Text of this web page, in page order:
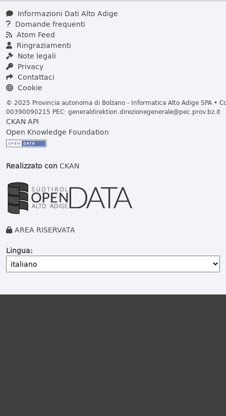
Informazioni Dati Alto Adige
Domande frequenti
Atom Feed
Ringraziamenti
Note legali
Privacy
Contattaci
Cookie
© 2025 Provincia autonoma di Bolzano - Informatica Alto Adige SPA •
00390090215 PEC: generaldirektion.direzionegenerale@pec.prov.bz.it
CKAN API
Open Knowledge Foundation
Realizzato conCKAN
AREA RISERVATA
Lingua